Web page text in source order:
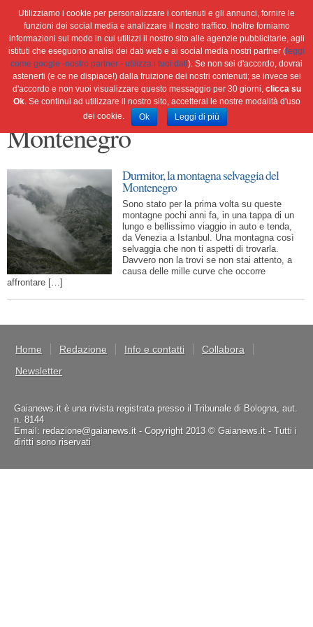
Home Ambiente Attualità
Cultura e società
Green economy
Salute Scienza&tec
Libri
Blog
Viaggi
Montenegro
Durmitor, la montagna selvaggia del
Montenegro
Sono stato per la prima volta su queste
montagne pochi anni fa, in una tappa di un
lungo e bellissimo viaggio in auto e tenda,
da Venezia a Istanbul. Una montagna così
selvaggia che non ti aspetti di trovarla.
Davvero non la trovi se non stai attento, a
causa delle mille curve che occorre
affrontare […]
Home Redazione Info e contatti
Collabora
Newsletter
Gaianews.it è una rivista registrata presso il Tribunale di Bologna, aut.
n. 8144
Email: redazione@gaianews.it - Copyright 2013 © Gaianews.it - Tutti i
diritti sono riservati
Utilizziamo i cookie per personalizzare i contenuti e gli annunci, fornire le
funzioni dei social media e analizzare il nostro traffico. Inoltre forniamo
informazioni sul modo in cui utilizzi il nostro sito alle agenzie pubblicitarie, agli
istituti che eseguono analisi dei dati web e ai social media nostri partner ( leggi
come google -nostro partner - utilizza i tuoi dati). Se non sei d'accordo, dovrai
astenerti (e ce ne dispiace!) dalla fruizione dei nostri contenuti; se invece sei
d'accordo e non vuoi visualizzare questo messaggio per 30 giorni, clicca su
Ok. Se continui ad utilizzare il nostro sito, accetterai le nostre modalità d'uso
dei cookie.
Ok Leggi di più